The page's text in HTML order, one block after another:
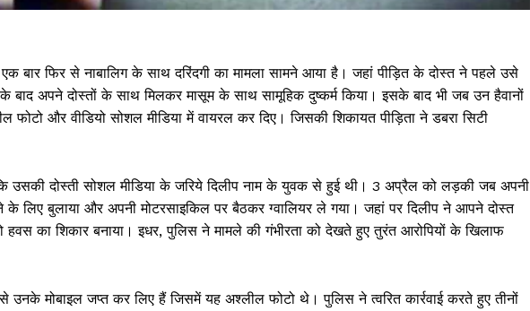
एक बार फिर से नाबालिग के साथ दरिंदगी का मामला सामने आया है। जहां पीड़ित के दोस्त ने पहले उसे
बाद अपने दोस्तों के साथ मिलकर मासूम के साथ सामूहिक दुष्कर्म किया। इसके बाद भी जब उन हैवानों
फोटो और वीडियो सोशल मीडिया में वायरल कर दिए। जिसकी शिकायत पीड़िता ने डबरा सिटी
उसकी दोस्ती सोशल मीडिया के जरिये दिलीप नाम के युवक से हुई थी। 3 अप्रैल को लड़की जब अपनी
के लिए बुलाया और अपनी मोटरसाइकिल पर बैठकर ग्वालियर ले गया। जहां पर दिलीप ने आपने दोस्त
का शिकार बनाया। इधर, पुलिस ने मामले की गंभीरता को देखते हुए तुरंत आरोपियों के खिलाफ
मोबाइल जप्त कर लिए हैं जिसमें यह अश्लील फोटो थे। पुलिस ने त्वरित कार्रवाई करते हुए तीनों